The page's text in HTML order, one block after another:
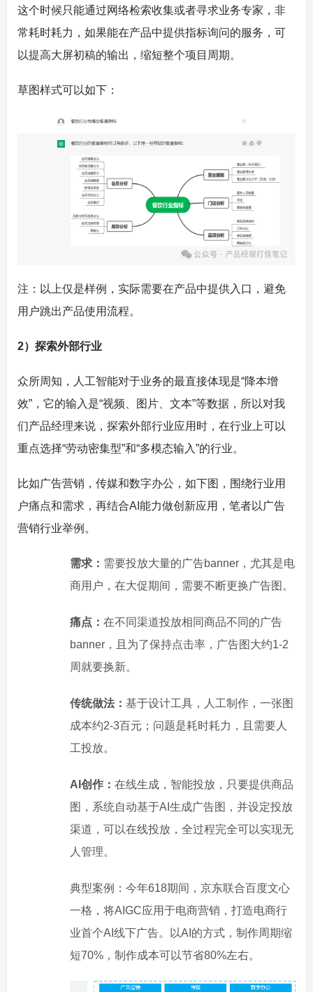
这个时候只能通过网络检索收集或者寻求业务专家，非
常耗时耗力，如果能在产品中提供指标询问的服务，可
以提高大屏初稿的输出，缩短整个项目周期。
草图样式可以如下：
注：以上仅是样例，实际需要在产品中提供入口，避免
用户跳出产品使用流程。
2）探索外部行业
众所周知，人工智能对于业务的最直接体现是“降本增
效”，它的输入是“视频、图片、文本”等数据，所以对我
们产品经理来说，探索外部行业应用时，在行业上可以
重点选择“劳动密集型”和“多模态输入”的行业。
比如广告营销，传媒和数字办公，如下图，围绕行业用
户痛点和需求，再结合AI能力做创新应用，笔者以广告
营销行业举例。
需求： 需要投放大量的广告banner，尤其是电
商用户，在大促期间，需要不断更换广告图。
痛点： 在不同渠道投放相同商品不同的广告
banner，且为了保持点击率，广告图大约1-2
周就要换新。
传统做法： 基于设计工具，人工制作，一张图
成本约2-3百元；问题是耗时耗力，且需要人
工投放。
AI创作： 在线生成，智能投放，只要提供商品
图，系统自动基于AI生成广告图，并设定投放
渠道，可以在线投放，全过程完全可以实现无
人管理。
典型案例：今年618期间，京东联合百度文心
一格，将AIGC应用于电商营销，打造电商行
业首个AI线下广告。以AI的方式，制作周期缩
短70%，制作成本可以节省80%左右。